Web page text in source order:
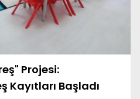
Projesi:
Kayıtları Başladı